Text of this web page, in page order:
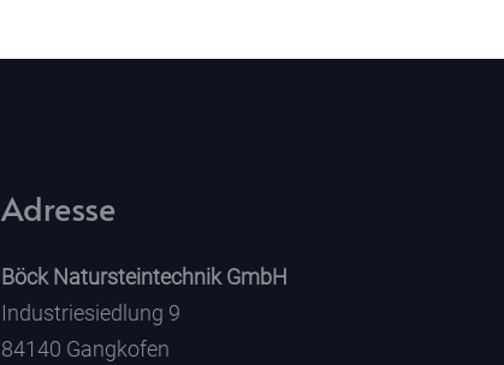
Adresse
Böck Natursteintechnik GmbH
Industriesiedlung 9
84140 Gangkofen